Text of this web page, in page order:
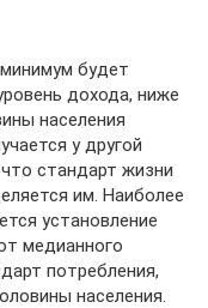
будет
дохода, ниже
населения
у другой
стандарт жизни
им. Наиболее
установление
медианного
потребления,
населения.